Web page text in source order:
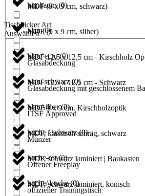
MDF (9 x 9 cm, schwarz)
MDF (9 x 9 cm, silber)
MDF 12,5 x 12,5 cm - Kirschholz
MDF 12,5 x 12,5 cm - Schwarz
MDF 9 x 9 cm. Kirschholzoptik
MDF, klassisch schräg, schwarz
MDF, schwarz laminiert | Baukasten
MDF, schwarz laminiert, konisch
birnbaum(0)
blau(0)
blau/ ecru(0)
blau/ schwarz(0)
blau/silber(0)
buche / schwarz(0)
buche-rot(0)
buche/ buche(0)
Tischkicker Art
Auswählen
Glasabdeckung
Glasabdeckung mit geschlossenem
ITSF Approved
Münzer
Offener Freeplay
offizieller Trainingstisch